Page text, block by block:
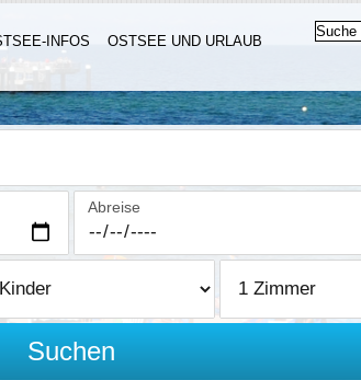
INFOS
OSTSEE UND URLAUB
Abreise
Suchen